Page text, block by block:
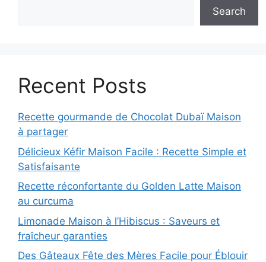
Search
Recent Posts
Recette gourmande de Chocolat Dubaï Maison
à partager
Délicieux Kéfir Maison Facile : Recette Simple et
Satisfaisante
Recette réconfortante du Golden Latte Maison
au curcuma
Limonade Maison à l’Hibiscus : Saveurs et
fraîcheur garanties
Des Gâteaux Fête des Mères Facile pour Éblouir